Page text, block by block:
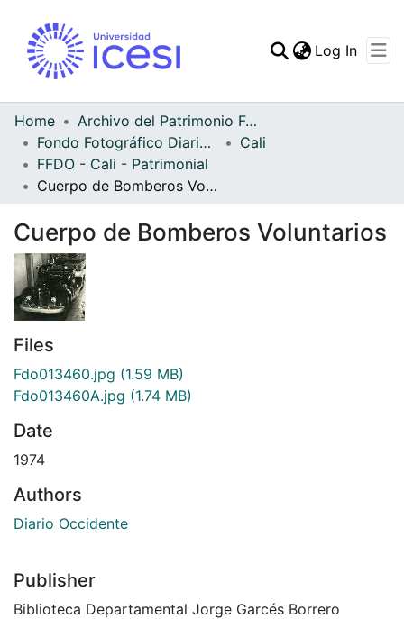
Statistics
Log In
Home
Archivo del Patrimonio Fotográfico y Fílmico del Valle del Cauca
Fondo Fotográfico Diario Occidente
Cali
FFDO - Cali - Patrimonial
Cuerpo de Bomberos Voluntarios
Cuerpo de Bomberos Voluntarios
Files
Fdo013460.jpg (1.59 MB)
Fdo013460A.jpg (1.74 MB)
Date
1974
Authors
Diario Occidente
Publisher
Biblioteca Departamental Jorge Garcés Borrero